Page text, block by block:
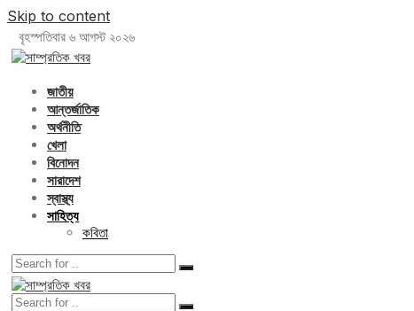
Skip to content
বৃহস্পতিবার ৬ আগস্ট ২০২৬
জাতীয়
আন্তর্জাতিক
অর্থনীতি
খেলা
বিনোদন
সারাদেশ
স্বাস্থ্য
সাহিত্য
কবিতা